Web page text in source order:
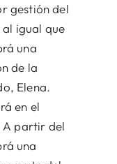
gestión del
al igual que
una
de la
Elena.
en el
A partir del
una